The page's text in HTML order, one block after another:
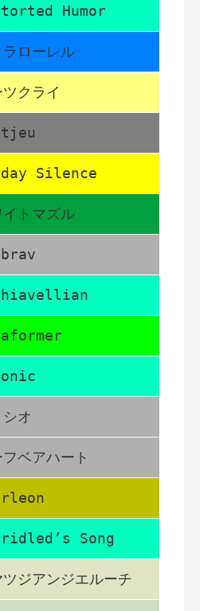
Humor
ローレル
クライ
Silence
イトマズル
オ
ベアハート
Song
ツジアンジエルーチ